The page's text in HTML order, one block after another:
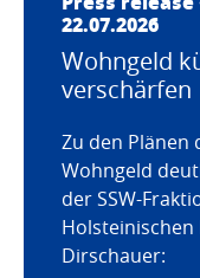
22.07.2026
Wohngeld
verschärfen
Zu den Plänen
Wohngeld
der SSW-
Holsteinischen
Dirschauer: